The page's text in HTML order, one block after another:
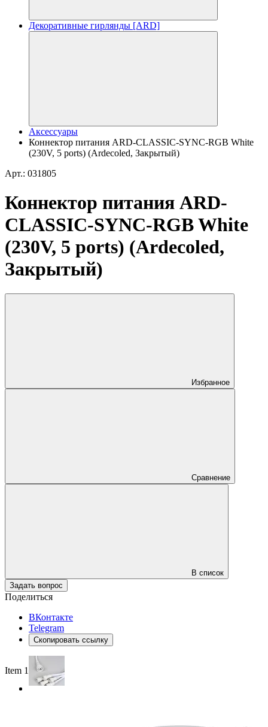
Декоративные гирлянды [ARD]
Аксессуары
Коннектор питания ARD-CLASSIC-SYNC-RGB White
(230V, 5 ports) (Ardecoled, Закрытый)
Арт.: 031805
Коннектор питания ARD-
CLASSIC-SYNC-RGB White
(230V, 5 ports) (Ardecoled,
Закрытый)
Избранное
Сравнение
В список
Задать вопрос
Поделиться
ВКонтакте
Telegram
Скопировать ссылку
Item 1 of 2